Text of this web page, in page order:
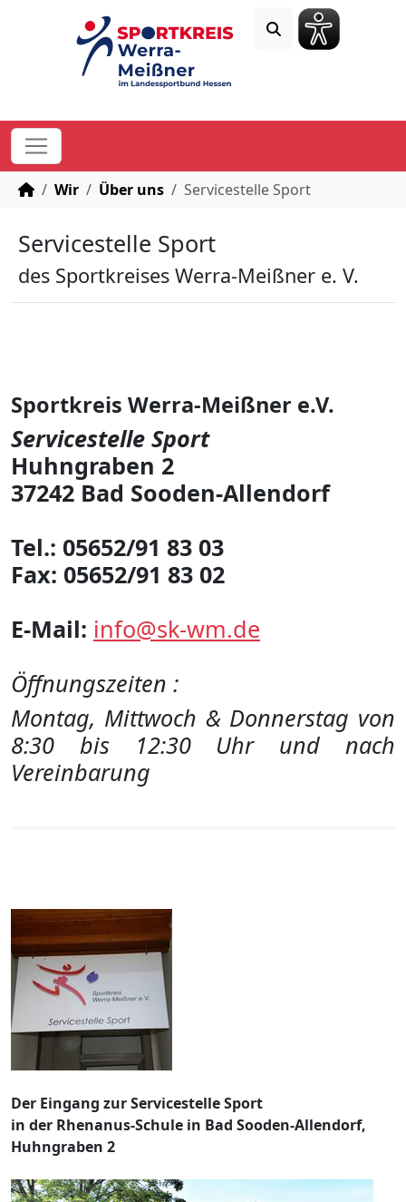
STARTSEITE
Wir Über uns Servicestelle Sport
Servicestelle Sport
des Sportkreises Werra-Meißner e. V.
Sportkreis Werra-Meißner e.V.
Servicestelle Sport
Huhngraben 2
37242 Bad Sooden-Allendorf
Tel.: 05652/91 83 03
Fax: 05652/91 83 02
E-Mail: info@sk-wm.de
Öffnungszeiten :
Montag, Mittwoch & Donnerstag von
8:30 bis 12:30 Uhr und nach
Vereinbarung
Der Eingang zur Servicestelle Sport
in der Rhenanus-Schule in Bad Sooden-Allendorf,
Huhngraben 2